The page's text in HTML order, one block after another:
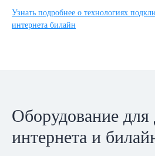
Узнать подробнее о технологиях
интернета билайн
Оборудование
интернета и